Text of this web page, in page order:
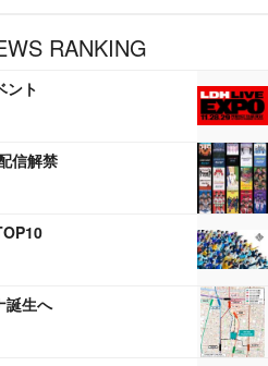
RANKING
ント
信解禁
誕生へ